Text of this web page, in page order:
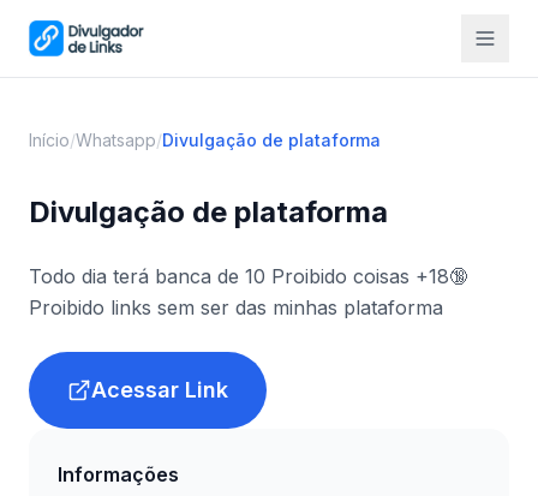
Início/Whatsapp/Divulgação de plataforma
Divulgação de plataforma
Todo dia terá banca de 10 Proibido coisas +18🔞
Proibido links sem ser das minhas plataforma
Acessar Link
Informações